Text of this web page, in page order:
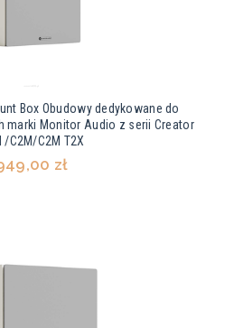
Box Obudowy dedykowane do
marki Monitor Audio z serii Creator
/C2M/C2M T2X
zł